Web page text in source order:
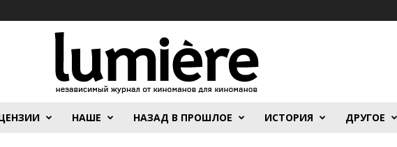
НАШЕ НАЗАД В ПРОШЛОЕ ИСТОРИЯ ДРУГОЕ